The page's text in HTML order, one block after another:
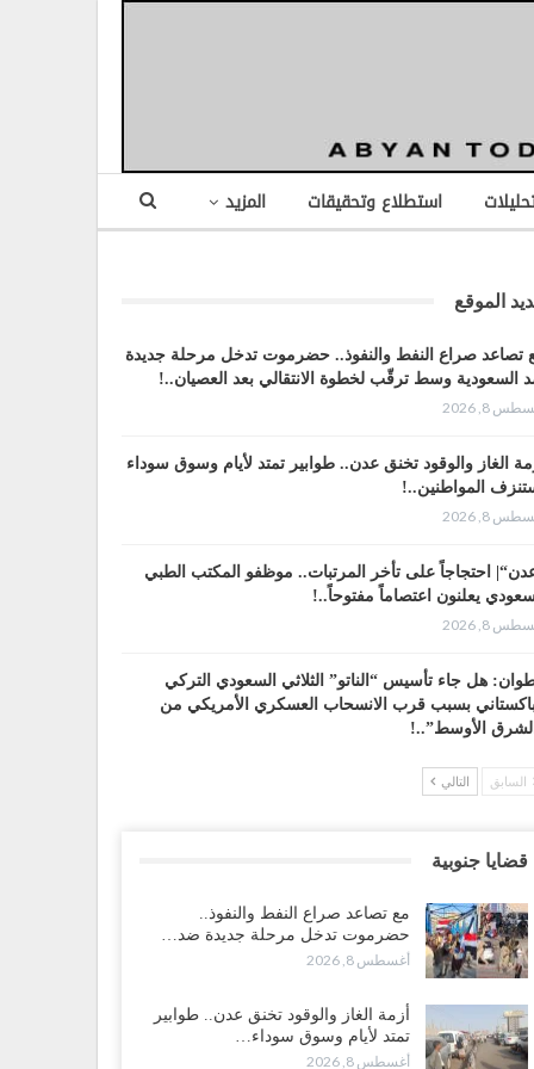
استطلاع وتحقيقات المزيد
الموقع
تصاعد صراع النفط والنفوذ.. حضرموت تدخل مرحلة جديدة
السعودية وسط ترقّب لخطوة الانتقالي بعد العصيان..!
8, 2026
الغاز والوقود تخنق عدن.. طوابير تمتد لأيام وسوق سوداء
المواطنين..!
8, 2026
احتجاجاً على تأخر المرتبات.. موظفو المكتب الطبي
يعلنون اعتصاماً مفتوحاً..!
8, 2026
هل جاء تأسيس “الناتو” الثلاثي السعودي التركي
بسبب قرب الانسحاب العسكري الأمريكي من
الأوسط”..!
8, 2026
تحاول احتواء بن بريك بعد تهديده بالمواجهة.. هل
معركة إسكات الصوت الحضرمي..!
8, 2026
الجنيدي يحذر من خطورة المخططات السعودية على
الجنوب..!
السابق التالي
قضايا جنوبية
مع تصاعد صراع النفط والنفوذ..
حضرموت تدخل مرحلة جديدة ضد…
أغسطس 8, 2026
أزمة الغاز والوقود تخنق عدن.. طوابير
تمتد لأيام وسوق سوداء…
أغسطس 8, 2026